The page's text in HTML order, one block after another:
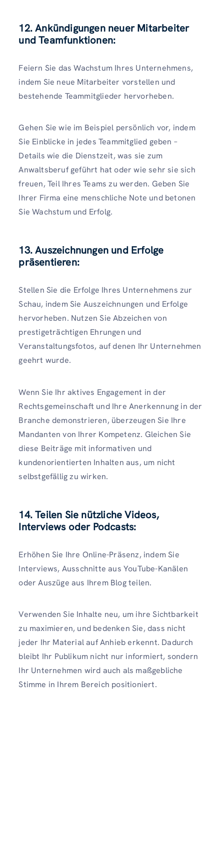
12. Ankündigungen neuer Mitarbeiter
und Teamfunktionen:
Feiern Sie das Wachstum Ihres Unternehmens,
indem Sie neue Mitarbeiter vorstellen und
bestehende Teammitglieder hervorheben.
Gehen Sie wie im Beispiel persönlich vor, indem
Sie Einblicke in jedes Teammitglied geben –
Details wie die Dienstzeit, was sie zum
Anwaltsberuf geführt hat oder wie sehr sie sich
freuen, Teil Ihres Teams zu werden. Geben Sie
Ihrer Firma eine menschliche Note und betonen
Sie Wachstum und Erfolg.
13. Auszeichnungen und Erfolge
präsentieren:
Stellen Sie die Erfolge Ihres Unternehmens zur
Schau, indem Sie Auszeichnungen und Erfolge
hervorheben. Nutzen Sie Abzeichen von
prestigeträchtigen Ehrungen und
Veranstaltungsfotos, auf denen Ihr Unternehmen
geehrt wurde.
Wenn Sie Ihr aktives Engagement in der
Rechtsgemeinschaft und Ihre Anerkennung in der
Branche demonstrieren, überzeugen Sie Ihre
Mandanten von Ihrer Kompetenz. Gleichen Sie
diese Beiträge mit informativen und
kundenorientierten Inhalten aus, um nicht
selbstgefällig zu wirken.
14. Teilen Sie nützliche Videos,
Interviews oder Podcasts:
Erhöhen Sie Ihre Online-Präsenz, indem Sie
Interviews, Ausschnitte aus YouTube-Kanälen
oder Auszüge aus Ihrem Blog teilen.
Verwenden Sie Inhalte neu, um ihre Sichtbarkeit
zu maximieren, und bedenken Sie, dass nicht
jeder Ihr Material auf Anhieb erkennt. Dadurch
bleibt Ihr Publikum nicht nur informiert, sondern
Ihr Unternehmen wird auch als maßgebliche
Stimme in Ihrem Bereich positioniert.